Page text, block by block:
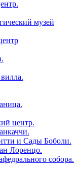
музей
центр.
и Сады Боболи.
Лоренцо.
собора.